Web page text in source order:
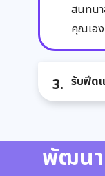
สนทนา
คุณเอง
รับฟีด
พัฒนา